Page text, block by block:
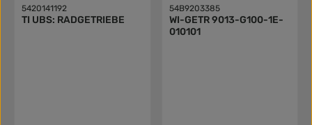
5420141192
TI UBS: RADGETRIEBE
54B9203385
WI-GETR 9013-G100-1E-
010101